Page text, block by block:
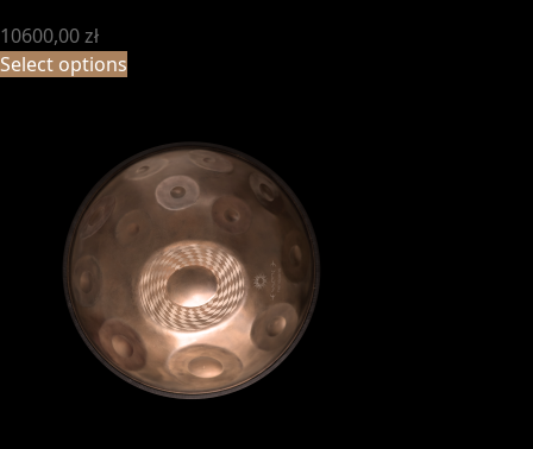
10600,00zł
Select options